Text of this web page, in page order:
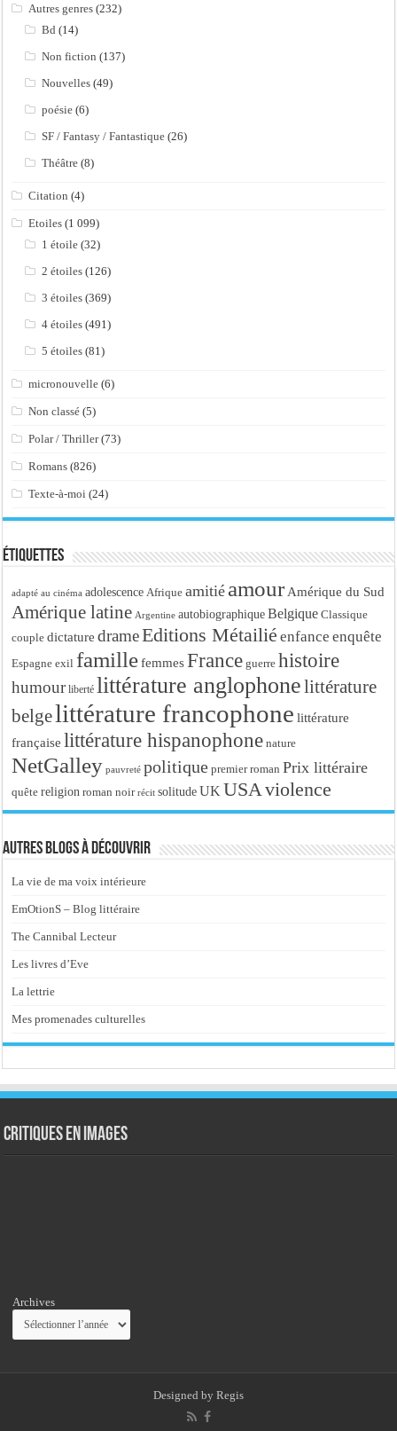
Autres genres (232)
Bd (14)
Non fiction (137)
Nouvelles (49)
poésie (6)
SF / Fantasy / Fantastique (26)
Théâtre (8)
Citation (4)
Etoiles (1 099)
1 étoile (32)
2 étoiles (126)
3 étoiles (369)
4 étoiles (491)
5 étoiles (81)
micronouvelle (6)
Non classé (5)
Polar / Thriller(73)
Romans (826)
Texte-à-moi (24)
Étiquettes
adapté au cinéma adolescence Afrique amitié amour Amérique du Sud
Amérique latine Argentine autobiographique Belgique Classique
couple dictature drameEditions Métailié enfance enquête
Espagne exil famille femmes France guerre histoire
humour liberté littérature anglophonelittérature
belgelittérature francophone littérature
française littérature hispanophone nature
NetGalley pauvreté politique premier roman Prix littéraire
quête religion roman noir récit solitude UK USAviolence
Autres blogs à découvrir
La vie de ma voix intérieure
EmOtionS – Blog littéraire
The Cannibal Lecteur
Les livres d’Eve
La lettrie
Mes promenades culturelles
Critiques en images
Archives
Designed by Regis